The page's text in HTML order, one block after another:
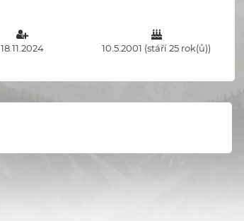
18.11.2024 10.5.2001 (stáří 25 rok(ů))